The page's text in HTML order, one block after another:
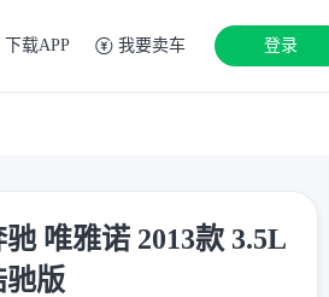
下载APP 我要卖车 登录
驰 唯雅诺 2013款 3.5L
驰版